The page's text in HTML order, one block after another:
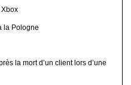
la Pologne
la mort d’un client lors d’une